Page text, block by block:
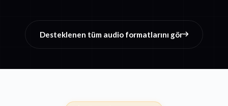
Desteklenen tüm audio formatlarını gör